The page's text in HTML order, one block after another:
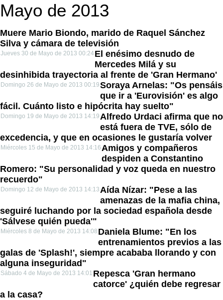
Mayo de 2013
Muere Mario Biondo, marido de Raquel Sánchez
Silva y cámara de televisión
Jueves 30 de Mayo de 2013 00:24 El enésimo desnudo de
Mercedes Milá y su
desinhibida trayectoria al frente de 'Gran Hermano'
Domingo 26 de Mayo de 2013 00:19Soraya Arnelas: "Os pensáis
que ir a 'Eurovisión' es algo
fácil. Cuánto listo e hipócrita hay suelto"
Domingo 19 de Mayo de 2013 14:19Alfredo Urdaci afirma que no
está fuera de TVE, sólo de
excedencia, y que en ocasiones le gustaría volver
Miércoles 15 de Mayo de 2013 14:16Amigos y compañeros
despiden a Constantino
Romero: "Su personalidad y voz queda en nuestro
recuerdo"
Domingo 12 de Mayo de 2013 14:13Aída Nízar: "Pese a las
amenazas de la mafia china,
seguiré luchando por la sociedad española desde
'Sálvese quién pueda'"
Miércoles 8 de Mayo de 2013 14:08 Daniela Blume: "En los
entrenamientos previos a las
galas de 'Splash!', siempre acababa llorando y con
alguna inseguridad"
Sábado 4 de Mayo de 2013 14:01 Repesca 'Gran hermano
catorce' ¿quién debe regresar
a la casa?